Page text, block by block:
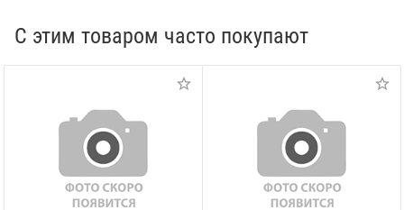
С этим товаром часто покупают